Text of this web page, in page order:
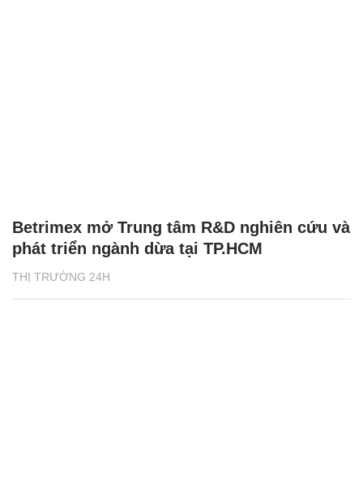
THỊ TRƯỜNG 24H
Betrimex mở Trung tâm R&D nghiên cứu và
phát triển ngành dừa tại TP.HCM